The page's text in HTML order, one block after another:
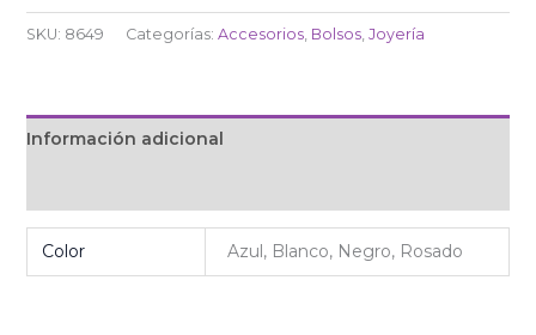
SKU: 8649 Categorías: Accesorios, Bolsos, Joyería
Información adicional
Color Azul, Blanco, Negro, Rosado